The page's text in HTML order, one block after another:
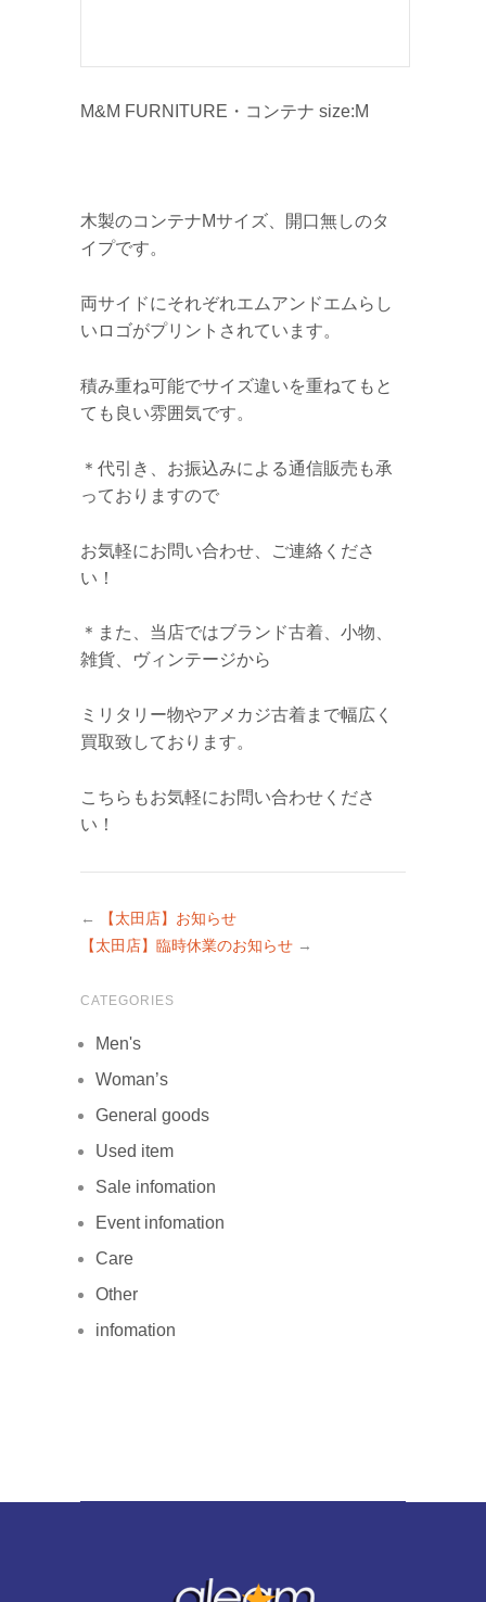
M&M FURNITURE・コンテナ size:M
木製のコンテナMサイズ、開口無しのタ
イプです。
両サイドにそれぞれエムアンドエムらし
いロゴがプリントされています。
積み重ね可能でサイズ違いを重ねてもと
ても良い雰囲気です。
＊代引き、お振込みによる通信販売も承
っておりますので
お気軽にお問い合わせ、ご連絡くださ
い！
＊また、当店ではブランド古着、小物、
雑貨、ヴィンテージから
ミリタリー物やアメカジ古着まで幅広く
買取致しております。
こちらもお気軽にお問い合わせくださ
い！
←
【太田店】お知らせ
【太田店】臨時休業のお知らせ →
CATEGORIES
Men's
Woman’s
General goods
Used item
Sale infomation
Event infomation
Care
Other
infomation